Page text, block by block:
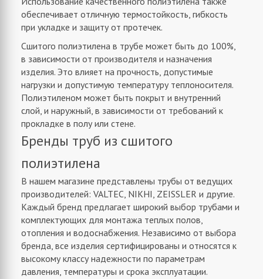
обеспечивает отличную термостойкость, гибкость
при укладке и защиту от протечек.
Сшитого полиэтилена в трубе может быть до 100%,
в зависимости от производителя и назначения
изделия. Это влияет на прочность, допустимые
нагрузки и допустимую температуру теплоносителя.
Полиэтиленом может быть покрыт и внутренний
слой, и наружный, в зависимости от требований к
прокладке в полу или стене.
Бренды труб из сшитого
полиэтилена
В нашем магазине представлены трубы от ведущих
производителей: VALTEC, NIKHI, ZEISSLER и другие.
Каждый бренд предлагает широкий выбор трубами и
комплектующих для монтажа теплых полов,
отопления и водоснабжения. Независимо от выбора
бренда, все изделия сертифицированы и относятся к
высокому классу надежности по параметрам
давления, температуры и срока эксплуатации.